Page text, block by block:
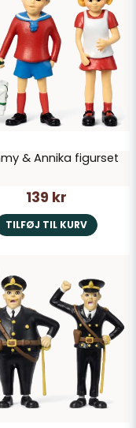
& Annika figurset
139 kr
TILFØJ TIL KURV